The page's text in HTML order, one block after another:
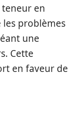
en
les problèmes
une
Cette
en faveur de